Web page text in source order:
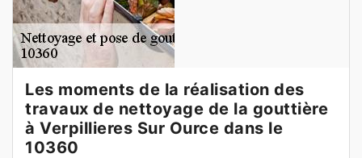
Les moments de la réalisation des
travaux de nettoyage de la gouttière
à Verpillieres Sur Ource dans le
10360